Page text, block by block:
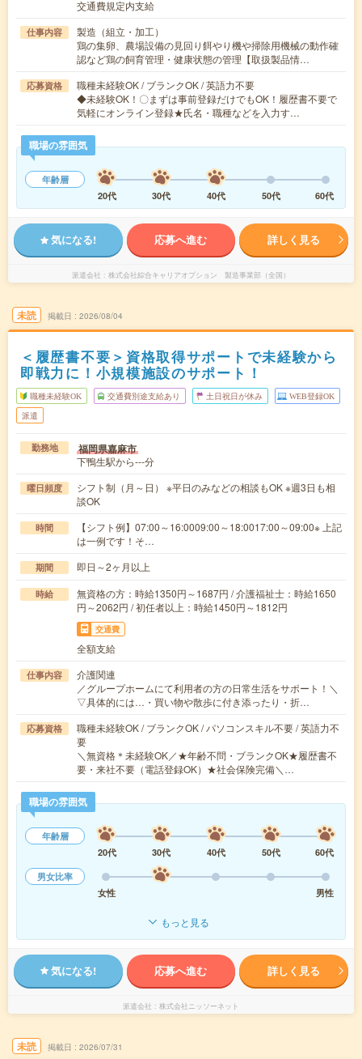
交通費規定内支給
仕事内容
製造（組立・加工）
鶏の集卵、農場設備の見回り餌やり機や掃除用機械の動作確
認など鶏の飼育管理・健康状態の管理【取扱製品情…
応募資格
職種未経験OK / ブランクOK / 英語力不要
◆未経験OK！〇まずは事前登録だけでもOK！履歴書不要で
気軽にオンライン登録★氏名・職種などを入力す…
職場の雰囲気
年齢層
20代
30代 40代 50代 60代
気になる! 応募へ進む 詳しく見る
派遣会社 株式会社綜合キャリアオプション 製造事業部（全国）
未読 掲載日 2026/08/04
＜履歴書不要＞資格取得サポートで未経験から
即戦力に！小規模施設のサポート！
職種未経験OK 交通費別途支給あり 土日祝日が休み WEB登録OK
派遣
勤務地 福岡県嘉麻市
下鴨生駅から---分
曜日頻度
シフト制（月～日） ※平日のみなどの相談もOK ※週3日も相
談OK
時間
【シフト例】07:00～16:0009:00～18:0017:00～09:00※ 上記
は一例です！そ…
期間 即日～2ヶ月以上
時給
無資格の方：時給1350円～1687円 / 介護福祉士：時給1650
円～2062円 / 初任者以上：時給1450円～1812円
交通費
全額支給
仕事内容
介護関連
／グループホームにて利用者の方の日常生活をサポート！＼
▽具体的には…・買い物や散歩に付き添ったり・折…
応募資格
職種未経験OK / ブランクOK / パソコンスキル不要 / 英語力不
要
＼無資格＊未経験OK／★年齢不問・ブランクOK★履歴書不
要・来社不要（電話登録OK）★社会保険完備＼…
職場の雰囲気
年齢層
20代
30代 40代 50代
60代
男女比率
女性
男性
もっと見る
気になる! 応募へ進む 詳しく見る
派遣会社 株式会社ニッソーネット
未読 掲載日 2026/07/31